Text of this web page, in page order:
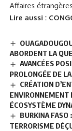
Affaires
Lire aussi :
ABORDENT LA
AVANCÉES
PROLONGÉE DE
CRÉATION
ENVIRONNEMENT
ÉCOSYSTÈME
BURKINA FASO
TERRORISME